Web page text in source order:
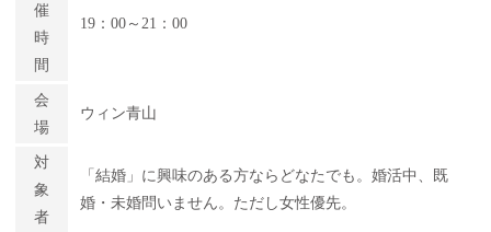
催
時
間
19：00～21：00
会
場
ウィン青山
対
象
者
「結婚」に興味のある方ならどなたでも。婚活中、既
婚・未婚問いません。ただし女性優先。